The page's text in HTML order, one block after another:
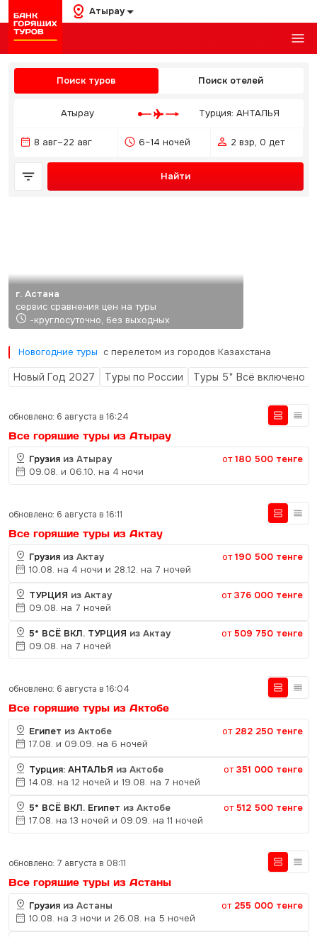
Атырау
Поиск туров Поиск отелей
Атырау Турция: АНТАЛЬЯ
8 авг–22 авг 6–14 ночей 2 взр, 0 дет
Найти
г. Астана
сервис сравнения цен на туры
-круглосуточно, без выходных
Новогодние туры с перелетом из городов Казахстана
Новый Год 2027 Туры по России Туры 5* Всё включено
Все горящие туры из Атырау
обновлено: 6 августа в 16:24
Грузия из Атырау от180 500 тенге
09.08. и 06.10. на 4 ночи
Все горящие туры из Актау
обновлено: 6 августа в 16:11
Грузия из Актау от190 500 тенге
10.08. на 4 ночи и 28.12. на 7 ночей
ТУРЦИЯ из Актау от376 000 тенге
09.08. на 7 ночей
5* ВСЁ ВКЛ. ТУРЦИЯ из Актау от509 750 тенге
09.08. на 7 ночей
Все горящие туры из Актобе
обновлено: 6 августа в 16:04
Египет из Актобе от 282 250 тенге
17.08. и 09.09. на 6 ночей
Турция: АНТАЛЬЯ из Актобе от351 000 тенге
14.08. на 12 ночей и 19.08. на 7 ночей
5* ВСЁ ВКЛ. Египет из Актобе от512 500 тенге
17.08. на 13 ночей и 09.09. на 11 ночей
Все горящие туры из Астаны
обновлено: 7 августа в 08:11
Грузия из Астаны от 255 000 тенге
10.08. на 3 ночи и 26.08. на 5 ночей